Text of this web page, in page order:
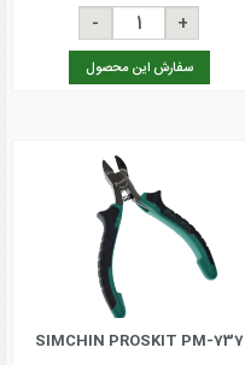
سفارش این محصول
SIMCHIN PROSKIT PM-737